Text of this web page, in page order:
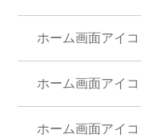
ホーム画面アイ
ホーム画面アイ
ホーム画面アイ